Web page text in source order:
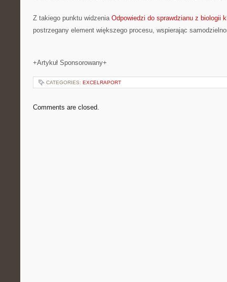
Z takiego punktu widzenia Odpowiedzi do sprawdzianu z biologii
postrzegany element większego procesu, wspierając
+Artykuł Sponsorowany+
CATEGORIES: EXCELRAPORT
Comments are closed.